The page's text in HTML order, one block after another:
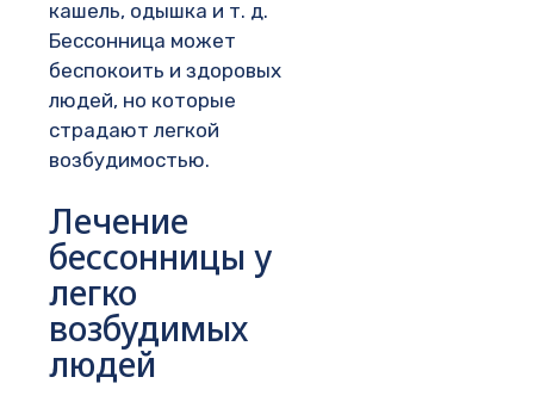
кашель, одышка и т. д.
Бессонница может
беспокоить и здоровых
людей, но которые
страдают легкой
возбудимостью.
Лечение
бессонницы у
легко
возбудимых
людей